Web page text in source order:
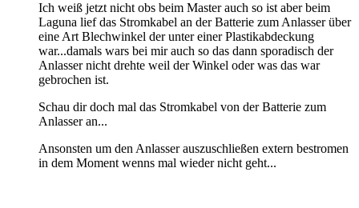
Ich weiß jetzt nicht obs beim Master auch so ist aber beim
Laguna lief das Stromkabel an der Batterie zum Anlasser über
eine Art Blechwinkel der unter einer Plastikabdeckung
war...damals wars bei mir auch so das dann sporadisch der
Anlasser nicht drehte weil der Winkel oder was das war
gebrochen ist.
Schau dir doch mal das Stromkabel von der Batterie zum
Anlasser an...
Ansonsten um den Anlasser auszuschließen extern bestromen
in dem Moment wenns mal wieder nicht geht...